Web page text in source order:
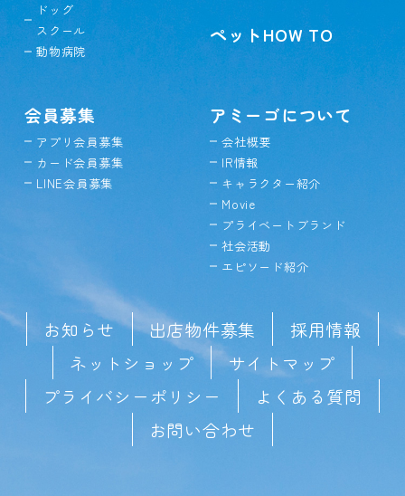
ドッグ
スクール
動物病院
ペットHOW TO
会員募集
アプリ会員募集
カード会員募集
LINE会員募集
アミーゴについて
会社概要
IR情報
キャラクター紹介
Movie
プライベートブランド
社会活動
エピソード紹介
お知らせ 出店物件募集
採用情報
ネットショップ
サイトマップ
プライバシーポリシー
よくある質問
お問い合わせ